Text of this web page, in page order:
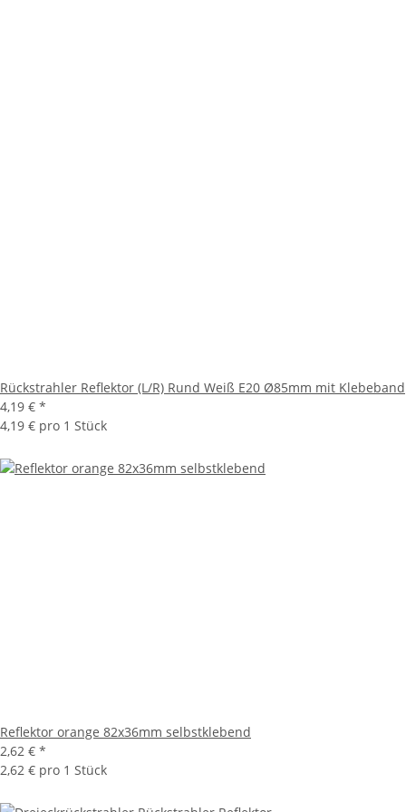
Rückstrahler Reflektor (L/R) Rund Weiß E20 Ø85mm mit Klebeband
4,19 € *
4,19 € pro 1 Stück
Reflektor orange 82x36mm selbstklebend
2,62 € *
2,62 € pro 1 Stück